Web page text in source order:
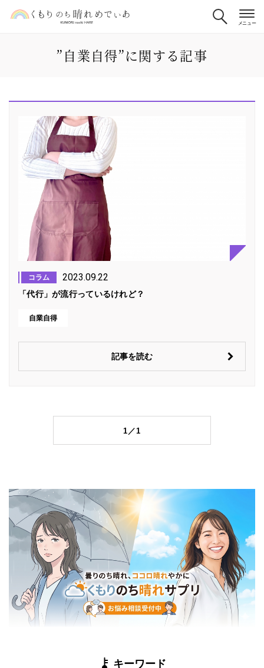
”自業自得”に関する記事
コラム 2023.09.22
「代行」が流行っているけれど？
自業自得
記事を読む
1／1
キーワード